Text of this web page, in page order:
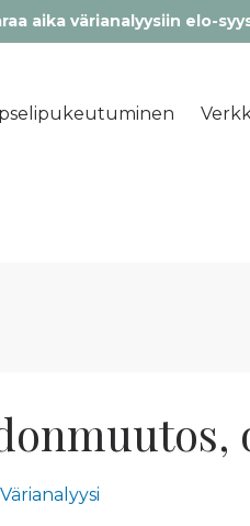
aika värianalyysiin elo-
Värianalyysi